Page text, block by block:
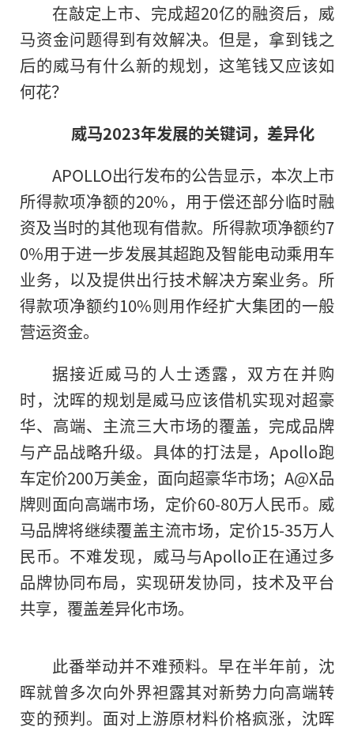
在敲定上市、完成超20亿的融资后，威
马资金问题得到有效解决。但是，拿到钱之
后的威马有什么新的规划，这笔钱又应该如
何花？
威马2023年发展的关键词，差异化
APOLLO出行发布的公告显示，本次上市
所得款项净额的20%，用于偿还部分临时融
资及当时的其他现有借款。所得款项净额约7
0%用于进一步发展其超跑及智能电动乘用车
业务，以及提供出行技术解决方案业务。所
得款项净额约10%则用作经扩大集团的一般
营运资金。
据接近威马的人士透露，双方在并购
时，沈晖的规划是威马应该借机实现对超豪
华、高端、主流三大市场的覆盖，完成品牌
与产品战略升级。具体的打法是，Apollo跑
车定价200万美金，面向超豪华市场；A@X品
牌则面向高端市场，定价60-80万人民币。威
马品牌将继续覆盖主流市场，定价15-35万人
民币。不难发现，威马与Apollo正在通过多
品牌协同布局，实现研发协同，技术及平台
共享，覆盖差异化市场。
此番举动并不难预料。早在半年前，沈
晖就曾多次向外界袒露其对新势力向高端转
变的预判。面对上游原材料价格疯涨，沈晖